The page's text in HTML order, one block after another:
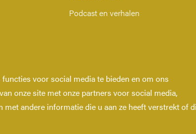
Podcast en verhalen
voor social media te bieden en om ons
onze site met onze partners voor social media,
andere informatie die u aan ze heeft verstrekt of